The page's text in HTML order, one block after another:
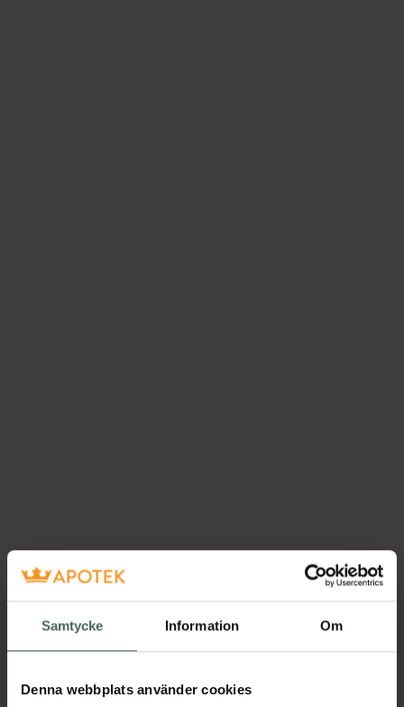
Samtycke Information Om
Denna webbplats använder cookies